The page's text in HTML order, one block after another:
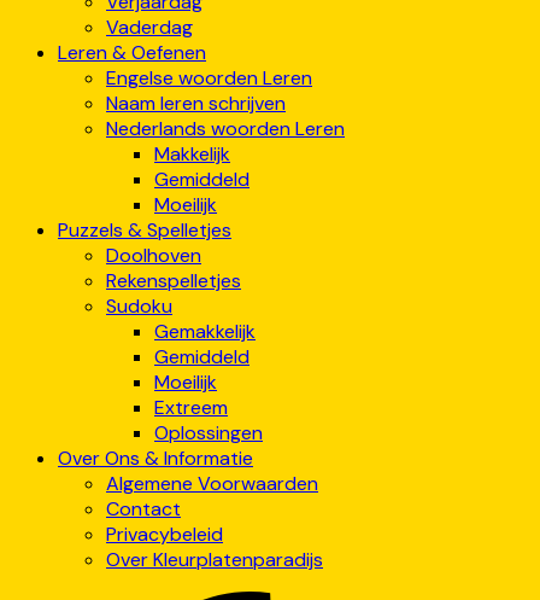
Vaderdag
Leren & Oefenen
Engelse woorden Leren
Naam leren schrijven
Nederlands woorden Leren
Makkelijk
Gemiddeld
Moeilijk
Puzzels & Spelletjes
Doolhoven
Rekenspelletjes
Sudoku
Gemakkelijk
Gemiddeld
Moeilijk
Extreem
Oplossingen
Over Ons & Informatie
Algemene Voorwaarden
Contact
Privacybeleid
Over Kleurplatenparadijs